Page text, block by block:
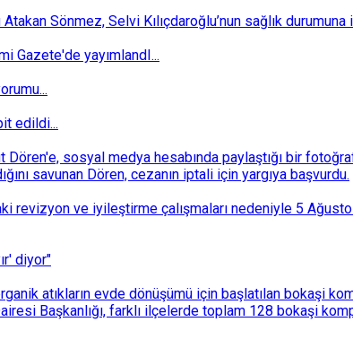
Atakan Sönmez, Selvi Kılıçdaroğlu’nun sağlık
Gazete'de yayımlandI...
edildi...
sosyal medya hesabında paylaştığı bir
savunan Dören, cezanın iptali için yargıya başvurdu.
revizyon ve iyileştirme çalışmaları nedeniyle 5
diyor"
atıkların evde dönüşümü için başlatılan bokaşi
Başkanlığı, farklı ilçelerde toplam 128 bokaşi